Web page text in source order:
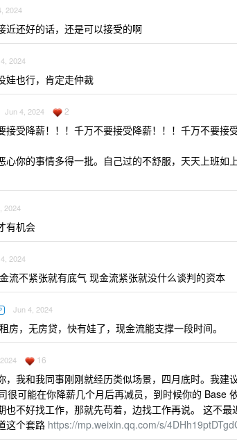
2024
近还好的话，还是可以接受的啊
2024
娃也行，肯定走仲裁
Jun 4, 2024 2
接受降薪！！！千万不要接受降薪！！！千万不要接受
心你的事情多得一批。自己过的不舒服，天天上班如
2024
有机会
2024
流不紧张就有底气 现金流紧张就没什么谈判的资本
Jun 4, 2024
房，无房贷，快有娃了，现金流能支撑一段时间。
16
，我和我同事刚刚就经历类似场景，四月底时。我建
很可能在你降薪几个月后再减员，到时候你的 Base
也不好找工作，那就先苟着，边找工作再说。 这不最
这个套路 https://mp.weixin.qq.com/s/